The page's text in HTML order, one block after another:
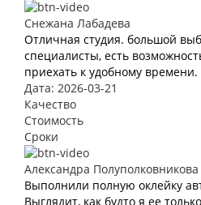
Снежана Лабадева
Отличная студия. большой
специалисты, есть
приехать к удобному
Дата: 2026-03-21
Качество
Стоимость
Сроки
Александра Полуполковникова
Выполнили полную оклейку
Выглядит, как будто я ее